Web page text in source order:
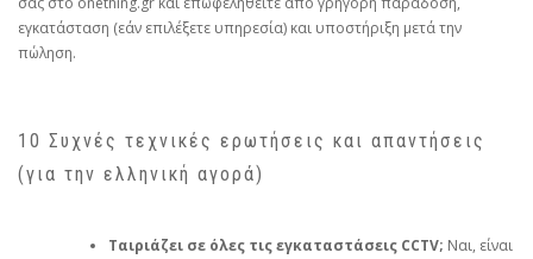
εγκατάσταση (εάν επιλέξετε υπηρεσία) και υποστήριξη μετά την
πώληση.
10 Συχνές τεχνικές ερωτήσεις και απαντήσεις
(για την ελληνική αγορά)
Ταιριάζει σε όλες τις εγκαταστάσεις CCTV; Ναι, είναι